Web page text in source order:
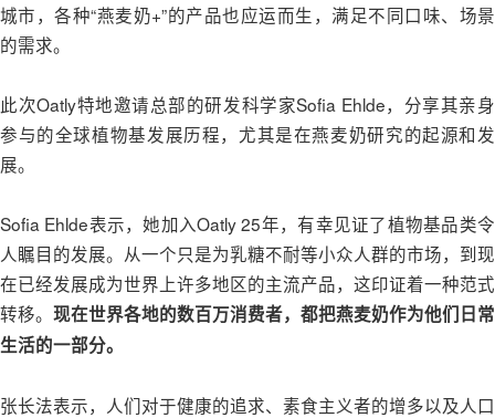
城市，各种“燕麦奶+”的产品也应运而生，满足不同口味、场景
的需求。
此次Oatly特地邀请总部的研发科学家Sofia Ehlde，分享其亲身
参与的全球植物基发展历程，尤其是在燕麦奶研究的起源和发
展。
Sofia Ehlde表示，她加入Oatly 25年，有幸见证了植物基品类令
人瞩目的发展。从一个只是为乳糖不耐等小众人群的市场，到现
在已经发展成为世界上许多地区的主流产品，这印证着一种范式
转移。 现在世界各地的数百万消费者，都把燕麦奶作为他们日常
生活的一部分。
张长法表示，人们对于健康的追求、素食主义者的增多以及人口